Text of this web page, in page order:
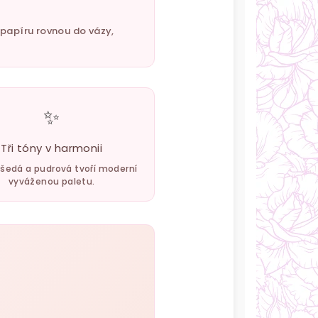
rovnou do vázy,
✨
Tři tóny v harmonii
a pudrová tvoří moderní
vyváženou paletu.